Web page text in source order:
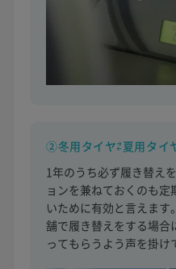
②冬用タイヤ⇄夏用タイ
1年のうち必ず履き替え
ョンを兼ねておくのも
いために有効と言えま
舗で履き替えをする場合
ってもらうよう声を掛け